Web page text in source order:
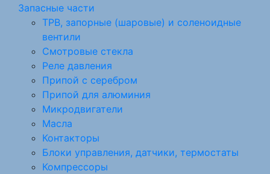
Запасные части
ТРВ, запорные (шаровые) и соленоидные
вентили
Смотровые стекла
Реле давления
Припой с серебром
Припой для алюминия
Микродвигатели
Масла
Контакторы
Блоки управления, датчики, термостаты
Компрессоры